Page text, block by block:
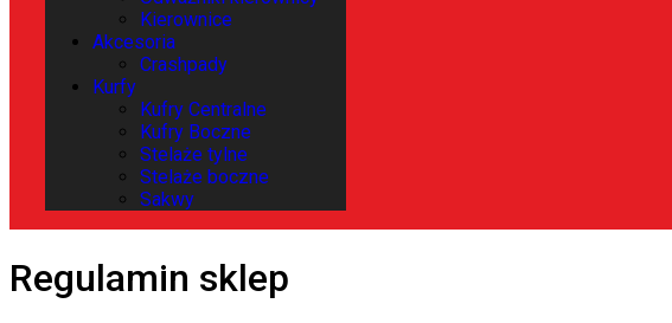
Kierownice
Akcesoria
Crashpady
Kurfy
Kufry Centralne
Kufry Boczne
Stelaże tylne
Stelaże boczne
Sakwy
Regulamin sklep